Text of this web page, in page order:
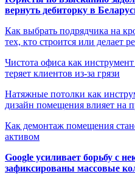
вернуть дебиторку в
Как выбрать подрядчика на
тех, кто строится или делает
Чистота офиса как
теряет клиентов из-за грязи
Натяжные потолки как
дизайн помещения влияет на
Как демонтаж помещения
активом
Google усиливает борьбу с
зафиксированы массовые